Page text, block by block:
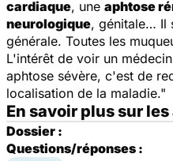
cardiaque, une aphtose
neurologique, génitale… Il
générale. Toutes les
L'intérêt de voir un
aphtose sévère, c'est de
localisation de la maladie."
En savoir plus sur
Dossier :
Questions/réponses :